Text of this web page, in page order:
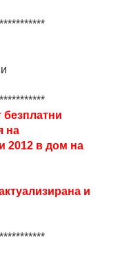
на
2012 в дом на
и